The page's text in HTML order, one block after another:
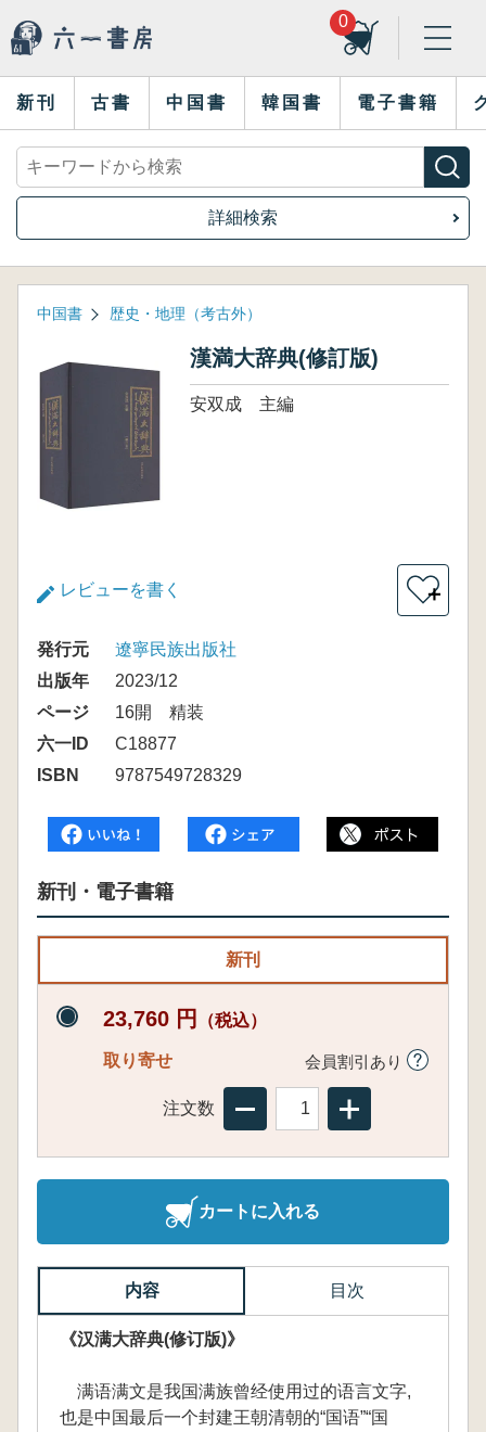
0
新刊 古書 中国書 韓国書 電子書籍
詳細検索
中国書 歴史・地理（考古外）
漢満大辞典(修訂版)
安双成 主編
レビューを書く ＋
発行元
遼寧民族出版社
出版年
2023/12
ページ
16開 精装
六一ID
C18877
ISBN
9787549728329
新刊・電子書籍
新刊
23,760 円 （税込）
取り寄せ 会員割引あり
注文数
カートに入れる
内容 目次
《汉满大辞典(修订版)》
满语满文是我国满族曾经使用过的语言文字,
也是中国最后一个封建王朝清朝的“国语”“国